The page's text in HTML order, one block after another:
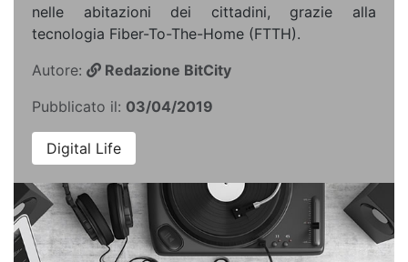
nelle abitazioni dei cittadini, grazie alla
tecnologia Fiber-To-The-Home (FTTH).
Autore:
Redazione BitCity
Pubblicato il: 03/04/2019
Digital Life